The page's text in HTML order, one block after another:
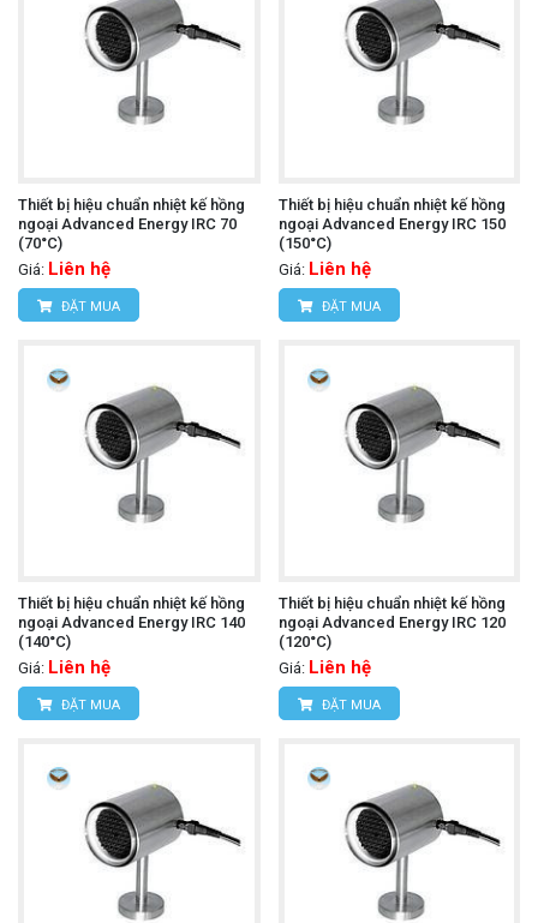
Thiết bị hiệu chuẩn nhiệt kế hồng
ngoại Advanced Energy IRC 70
(70°C)
Giá: Liên hệ
ĐẶT MUA
Thiết bị hiệu chuẩn nhiệt kế hồng
ngoại Advanced Energy IRC 150
(150°C)
Giá: Liên hệ
ĐẶT MUA
Thiết bị hiệu chuẩn nhiệt kế hồng
ngoại Advanced Energy IRC 140
(140°C)
Giá: Liên hệ
ĐẶT MUA
Thiết bị hiệu chuẩn nhiệt kế hồng
ngoại Advanced Energy IRC 120
(120°C)
Giá: Liên hệ
ĐẶT MUA